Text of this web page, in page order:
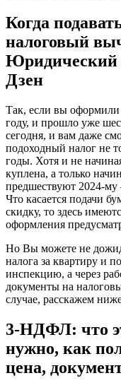
Когда
налоговый
Юридический
Дзен
Так, если вы
году, и прошло уже
сегодня, и вам даже
подоходный налог не
годы. Хотя и не
куплена, а только
предшествуют 2024-му
Что касается подачи
скидку, то здесь
оформления
Но Вы можете не
налога за квартиру и
инспекцию, а через
документы на
случае, расскажем
3-НДФЛ: что
нужно, как
цена,